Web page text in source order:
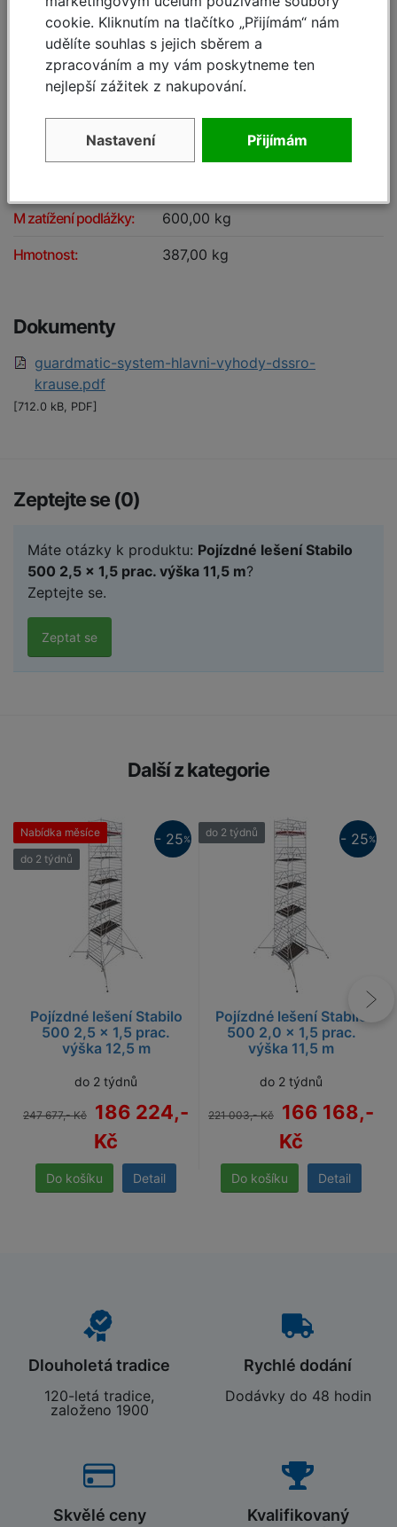
Specifikace
A pracovní výška cca: 11,50 m
B výška podlážky cca: 9,50 m
C výška lešení včetně
M zatížení podlážky: 600,00 kg
Hmotnost: 387,00 kg
Dokumenty
guardmatic-system-hlavni-vyhody-dssro-
krause.pdf
[712.0 kB, PDF]
Zeptejte se (0)
Máte otázky k produktu: Pojízdné lešení Stabilo
500 2,5 x 1,5 prac. výška 11,5 m?
Zeptejte se.
Zeptat se
Další z kategorie
Pojízdné lešení Stabilo
500 2,5 x 1,5 prac.
výška 12,5 m
Nabídka měsíce
do 2 týdnů
do 2 týdnů
247 677,- Kč
186 224,-
Kč
Detail
- 25%
Pojízdné lešení Stabilo
500 2,0 x 1,5 prac.
výška 11,5 m
do 2 týdnů
do 2 týdnů
221 003,- Kč
166 168,-
Kč
Detail
- 25%
Dlouholetá tradice
120-letá tradice,
založeno 1900
Rychlé dodání
Dodávky do 48 hodin
Skvělé ceny
Kvalifikovaný
cookie. Kliknutím na tlačítko „Přijímám“ nám
udělíte souhlas s jejich sběrem a
zpracováním a my vám poskytneme ten
nejlepší zážitek z nakupování.
Nastavení Přijímám